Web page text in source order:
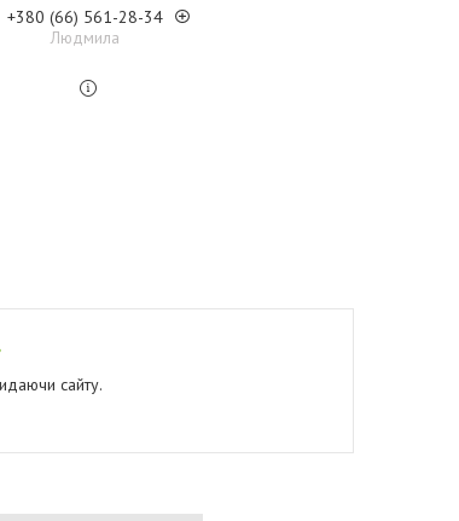
+380 (66) 561-28-34
Людмила
сайту.